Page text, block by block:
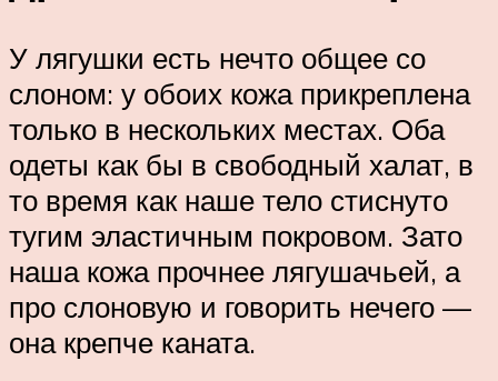
У лягушки есть нечто общее со
слоном: у обоих кожа прикреплена
только в нескольких местах. Оба
одеты как бы в свободный халат, в
то время как наше тело стиснуто
тугим эластичным покровом. Зато
наша кожа прочнее лягушачьей, а
про слоновую и говорить нечего —
она крепче каната.